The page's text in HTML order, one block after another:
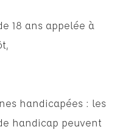
18 ans appelée à
handicapées : les
handicap peuvent